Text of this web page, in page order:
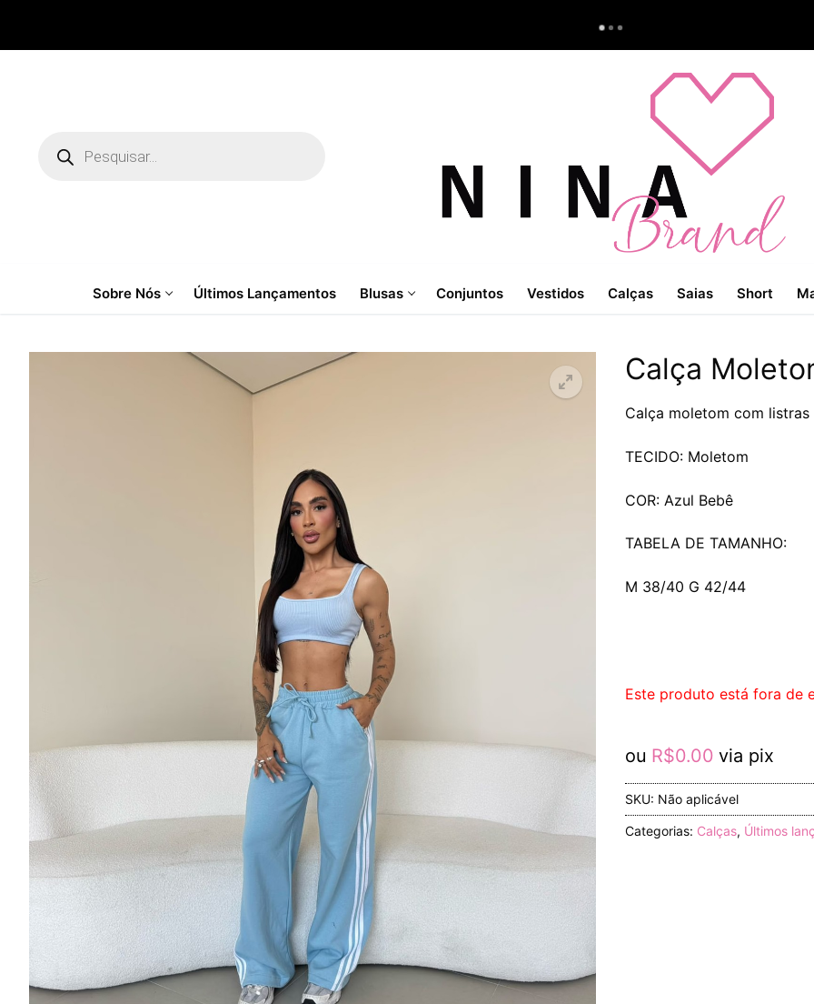
produtos
Sobre Nós Últimos Lançamentos Blusas Conjuntos Vestidos Calças Saias Short
Calça
Calça moletom com
TECIDO: Moletom
COR: Azul Bebê
TABELA DE TAMANHO:
M 38/40 G 42/44
Este produto está fora de
ou R$0.00 via pix
SKU: Não aplicável
Categorias: Calças, Últimos